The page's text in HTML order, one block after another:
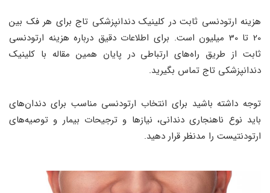
هزینه ارتودنسی ثابت در کلینیک دندانپزشکی تاج برای هر فک بین
20 تا 30 میلیون است. برای اطلاعات دقیق درباره هزینه ارتودنسی
ثابت از طریق راه‌های ارتباطی در پایان همین مقاله با کلینیک
دندانپزشکی تاج تماس بگیرید.
توجه داشته باشید برای انتخاب ارتودنسی مناسب برای دندان‌های
باید نوع ناهنجاری دندانی، نیازها و ترجیحات بیمار و توصیه‌های
ارتودنتیست را مدنظر قرار دهید.